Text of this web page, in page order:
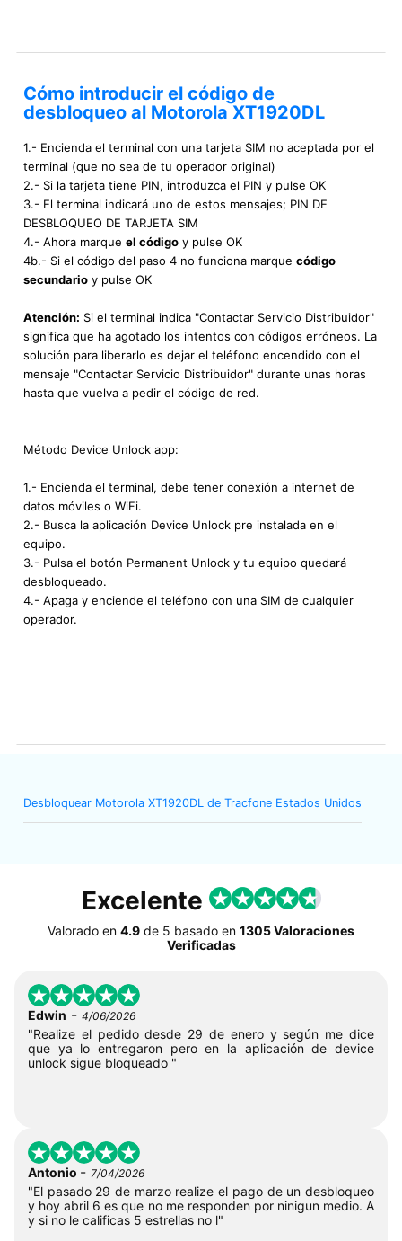
Cómo introducir el código de
desbloqueo al Motorola XT1920DL
1.- Encienda el terminal con una tarjeta SIM no aceptada por el
terminal (que no sea de tu operador original)
2.- Si la tarjeta tiene PIN, introduzca el PIN y pulse OK
3.- El terminal indicará uno de estos mensajes; PIN DE
DESBLOQUEO DE TARJETA SIM
4.- Ahora marque el código y pulse OK
4b.- Si el código del paso 4 no funciona marque código
secundario y pulse OK
Atención: Si el terminal indica "Contactar Servicio Distribuidor"
significa que ha agotado los intentos con códigos erróneos. La
solución para liberarlo es dejar el teléfono encendido con el
mensaje "Contactar Servicio Distribuidor" durante unas horas
hasta que vuelva a pedir el código de red.
Método Device Unlock app:
1.- Encienda el terminal, debe tener conexión a internet de
datos móviles o WiFi.
2.- Busca la aplicación Device Unlock pre instalada en el
equipo.
3.- Pulsa el botón Permanent Unlock y tu equipo quedará
desbloqueado.
4.- Apaga y enciende el teléfono con una SIM de cualquier
operador.
Desbloquear Motorola XT1920DL de Tracfone Estados Unidos
Excelente
Valorado en 4.9 de 5 basado en 1305 Valoraciones
Verificadas
Edwin - 4/06/2026
"Realize el pedido desde 29 de enero y según me dice
que ya lo entregaron pero en la aplicación de device
unlock sigue bloqueado "
Antonio - 7/04/2026
"El pasado 29 de marzo realize el pago de un desbloqueo
y hoy abril 6 es que no me responden por ninigun medio. A
y si no le calificas 5 estrellas no l"